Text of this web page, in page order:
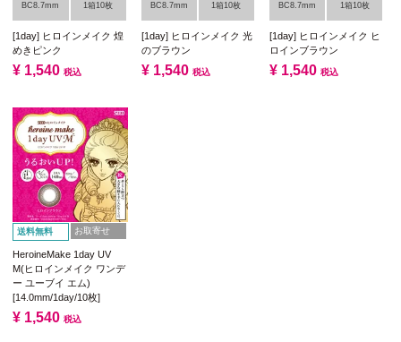
BC8.7mm
1箱10枚
[1day] ヒロインメイク 煌
めきピンク
¥ 1,540 税込
BC8.7mm
1箱10枚
[1day] ヒロインメイク 光
のブラウン
¥ 1,540 税込
BC8.7mm
1箱10枚
[1day] ヒロインメイク ヒ
ロインブラウン
¥ 1,540 税込
送料無料 お取寄せ
HeroineMake 1day UV
M(ヒロインメイク ワンデ
ー ユーブイ エム)
[14.0mm/1day/10枚]
¥ 1,540 税込